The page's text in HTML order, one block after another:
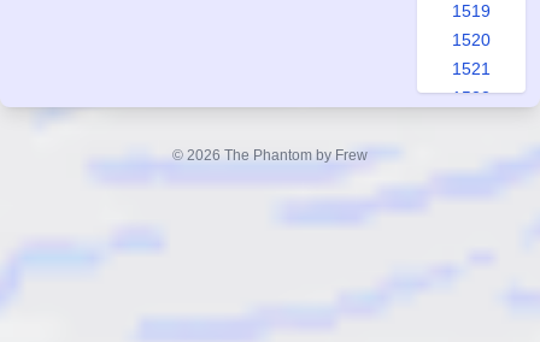
1519
1520
1521
1522
© 2026 The Phantom by Frew